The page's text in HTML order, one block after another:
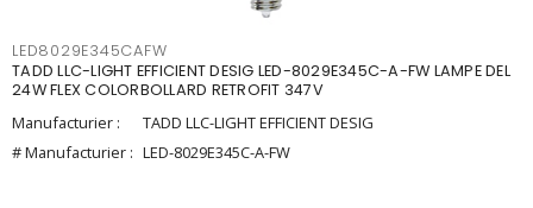
LED8029E345CAFW
TADD LLC-LIGHT EFFICIENT DESIG LED-8029E345C-A-FW LAMPE DEL
24W FLEX COLORBOLLARD RETROFIT 347V
Manufacturier :
TADD LLC-LIGHT EFFICIENT DESIG
# Manufacturier : LED-8029E345C-A-FW